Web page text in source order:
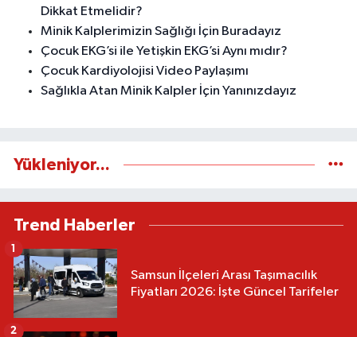
Dikkat Etmelidir?
Minik Kalplerimizin Sağlığı İçin Buradayız
Çocuk EKG’si ile Yetişkin EKG’si Aynı mıdır?
Çocuk Kardiyolojisi Video Paylaşımı
Sağlıkla Atan Minik Kalpler İçin Yanınızdayız
Yükleniyor...
Trend Haberler
Samsun İlçeleri Arası Taşımacılık
Fiyatları 2026: İşte Güncel Tarifeler
1
2